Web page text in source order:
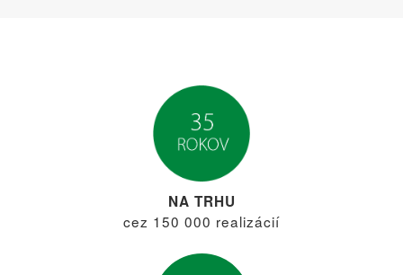
NA TRHU
cez 150 000 realizácií